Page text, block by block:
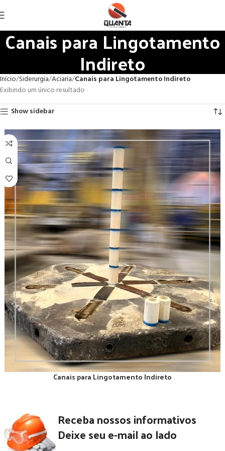
Canais para Lingotamento
Indireto
Início Siderurgia Aciaria Canais para Lingotamento Indireto
Exibindo um único resultado
Show sidebar
Canais para Lingotamento Indireto
Receba nossos informativos
Deixe seu e-mail ao lado